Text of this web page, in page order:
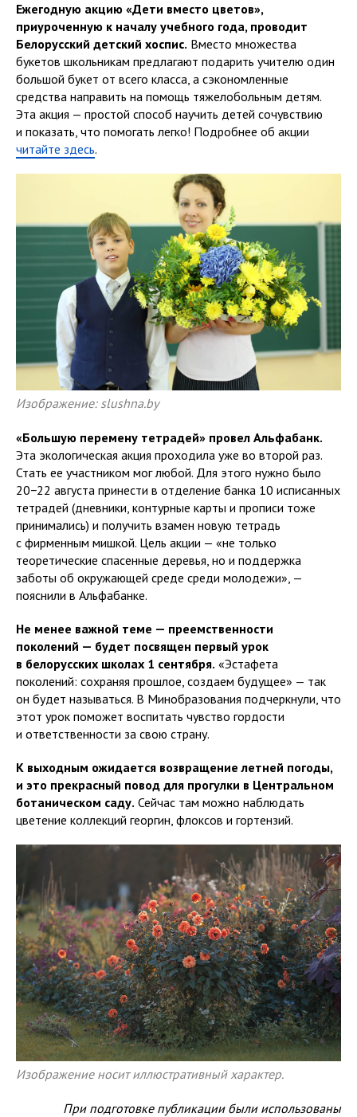
Ежегодную акцию «Дети вместо цветов»,
приуроченную к началу учебного года, проводит
Белорусский детский хоспис. Вместо множества
букетов школьникам предлагают подарить учителю один
большой букет от всего класса, а сэкономленные
средства направить на помощь тяжелобольным детям.
Эта акция — простой способ научить детей сочувствию
и показать, что помогать легко! Подробнее об акции
читайте здесь.
Изображение: slushna.by
«Большую перемену тетрадей» провел Альфабанк.
Эта экологическая акция проходила уже во второй раз.
Стать ее участником мог любой. Для этого нужно было
20−22 августа принести в отделение банка 10 исписанных
тетрадей (дневники, контурные карты и прописи тоже
принимались) и получить взамен новую тетрадь
с фирменным мишкой. Цель акции — «не только
теоретические спасенные деревья, но и поддержка
заботы об окружающей среде среди молодежи», —
пояснили в Альфабанке.
Не менее важной теме — преемственности
поколений — будет посвящен первый урок
в белорусских школах 1 сентября. «Эстафета
поколений: сохраняя прошлое, создаем будущее» — так
он будет называться. В Минобразования подчеркнули, что
этот урок поможет воспитать чувство гордости
и ответственности за свою страну.
К выходным ожидается возвращение летней погоды,
и это прекрасный повод для прогулки в Центральном
ботаническом саду. Сейчас там можно наблюдать
цветение коллекций георгин, флоксов и гортензий.
Изображение носит иллюстративный характер.
При подготовке публикации были использованы